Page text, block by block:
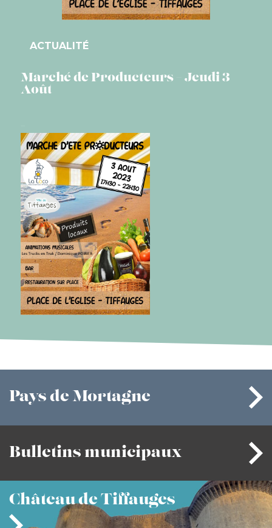
ACTUALITÉ
Marché de Producteurs – Jeudi 3
Août
Pays de Mortagne
Bulletins municipaux
Châteaude Tiffauges